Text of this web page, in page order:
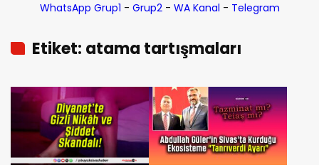
WhatsApp Grup1 - Grup2- WA Kanal - Telegram
Etiket: atama tartışmaları